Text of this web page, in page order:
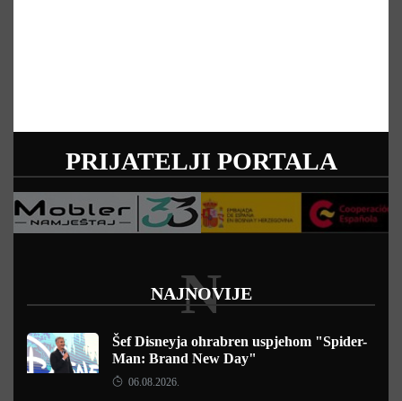
PRIJATELJI PORTALA
NAJNOVIJE
N
Šef Disneyja ohrabren uspjehom "Spider-
Man: Brand New Day"
06.08.2026.